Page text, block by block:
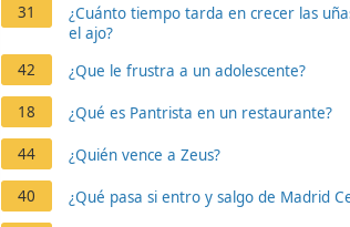
31
¿Cuánto tiempo tarda en crecer las
el ajo?
42
¿Que le frustra a un adolescente?
18 ¿Qué es Pantrista en un restaurante?
44 ¿Quién vence a Zeus?
40 ¿Qué pasa si entro y salgo de Madrid